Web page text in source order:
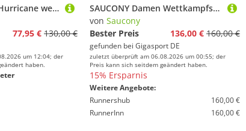
Saucony 3D Grid Hurricane weiss/beige Herren Sneaker
77,95 € 130,00 €
um 12:04; der
haben.
SAUCONY Damen Wettkampfschuhe Endorphine Azura weiss | 38 1/2
von Saucony
Bester Preis
136,00 € 160,00 €
gefunden bei Gigasport DE
zuletzt überprüft am 06.08.2026 um 00:55; der
Preis kann sich seitdem geändert haben.
15% Ersparnis
Weitere Angebote:
Runnershub
160,00 €
RunnerInn
160,00 €